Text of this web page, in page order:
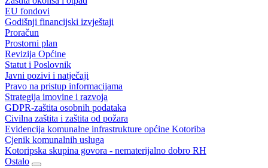
EU fondovi
Godišnji financijski izvještaji
Proračun
Prostorni plan
Revizija Općine
Statut i Poslovnik
Javni pozivi i natječaji
Pravo na pristup informacijama
Strategija imovine i razvoja
GDPR-zaštita osobnih podataka
Civilna zaštita i zaštita od požara
Evidencija komunalne infrastrukture općine Kotoriba
Cjenik komunalnih usluga
Kotoripska skupina govora - nematerijalno dobro RH
Ostalo